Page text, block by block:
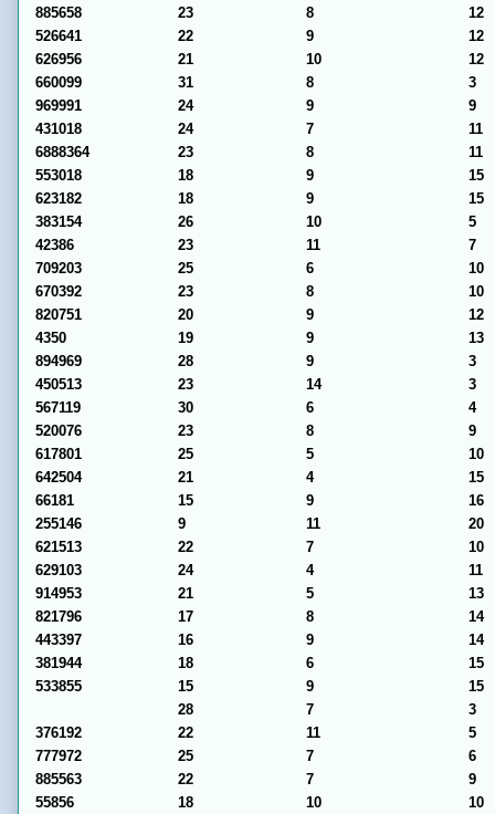
885658
23 8
12
526641
22 9
12
626956
21 10
12
660099
31 8
3
969991
24 9
9
431018
24 7
11
6888364
23 8
11
553018
18 9
15
623182
18 9
15
383154
26 10
5
42386
23 11
7
709203
25 6
10
670392
23 8
10
820751
20 9
12
4350
19 9
13
894969
28 9
3
450513
23 14
3
567119
30 6
4
520076
23 8
9
617801
25 5
10
642504
21 4
15
66181
15 9
16
255146
9 11
20
621513
22 7
10
629103
24 4
11
914953
21 5
13
821796
17 8
14
443397
16 9
14
381944
18 6
15
533855
15 9
15
28
7
3
376192
22 11
5
777972
25 7
6
885563
22 7
9
55856
18 10
10